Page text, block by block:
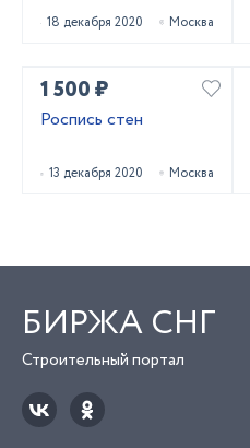
18 декабря 2020 Москва
1 500 ₽
Роспись стен
13 декабря 2020 Москва
БИРЖА СНГ
Строительный портал